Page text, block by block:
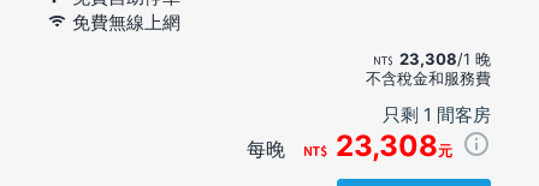
免費無線上網
23,308/1 晚
不含稅金和服務費
只剩 1 間客房
每晚 23,308元